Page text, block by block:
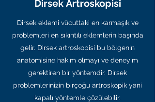
Dirsek Artroskopisi
Dirsek eklemi vücuttaki en karmaşık ve
problemleri en sıkıntılı eklemlerin başında
gelir. Dirsek artroskopisi bu bölgenin
anatomisine hakim olmayı ve deneyim
gerektiren bir yöntemdir. Dirsek
problemlerinizin birçoğu artroskopik yani
kapalı yöntemle çözülebilir.